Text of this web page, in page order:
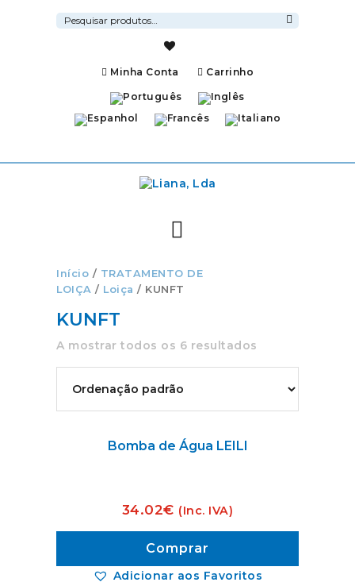
Pesquisar
por:
Minha Conta Carrinho
Início / TRATAMENTO DE
LOIÇA / Loiça / KUNFT
KUNFT
A mostrar todos os 6 resultados
Adicionar aos Favoritos
Bomba de Água LEILI
34.02€ (Inc. IVA)
Comprar